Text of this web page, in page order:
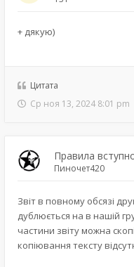
+ дякую)
Цитата
Ср ноя 13, 2024 8:01 pm
Правила
Пиночет420
Звіт в повному обсязі
дублюється на в нашій
частини звіту можна
копіювання тексту